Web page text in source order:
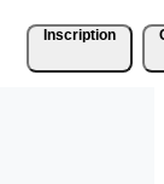
Inscription